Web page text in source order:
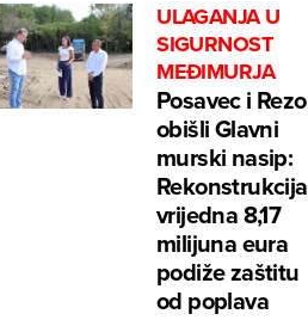
ULAGANJA U
SIGURNOST
MEĐIMURJA
Posavec i Rezo
obišli Glavni
murski nasip:
Rekonstrukcija
vrijedna 8,17
milijuna eura
podiže zaštitu
od poplava